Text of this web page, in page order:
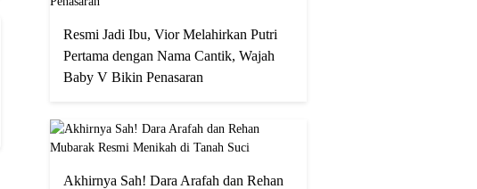
Resmi Jadi Ibu, Vior Melahirkan Putri
Pertama dengan Nama Cantik, Wajah
Baby V Bikin Penasaran
Akhirnya Sah! Dara Arafah dan Rehan